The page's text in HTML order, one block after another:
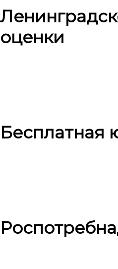
оценки
Бесплатная